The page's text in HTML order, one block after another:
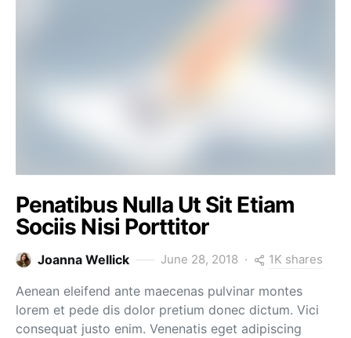
Penatibus Nulla Ut Sit Etiam
Sociis Nisi Porttitor
Joanna Wellick June 28, 2018 1K shares
Aenean eleifend ante maecenas pulvinar montes
lorem et pede dis dolor pretium donec dictum. Vici
consequat justo enim. Venenatis eget adipiscing